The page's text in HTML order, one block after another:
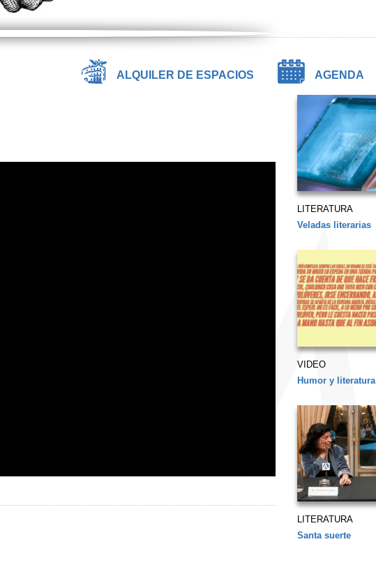
ALQUILER DE ESPACIOS AGENDA
LITERATURA
Veladas literarias
VIDEO
Humor y literatura
LITERATURA
Santa suerte